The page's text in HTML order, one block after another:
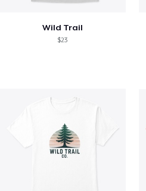
Wild Trail
$23